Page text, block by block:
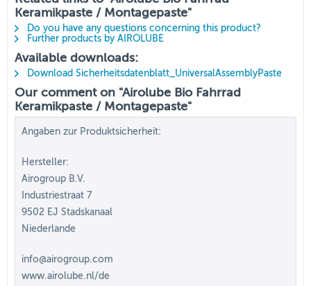
Keramikpaste / Montagepaste"
Do you have any questions concerning this product?
Further products by AIROLUBE
Available downloads:
Download Sicherheitsdatenblatt_UniversalAssemblyPaste
Our comment on "Airolube Bio Fahrrad
Keramikpaste / Montagepaste"
Angaben zur Produktsicherheit:
Hersteller:
Airogroup B.V.
Industriestraat 7
9502 EJ Stadskanaal
Niederlande
info@airogroup.com
www.airolube.nl/de